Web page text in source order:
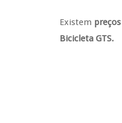
Existem
Bicicleta GTS.